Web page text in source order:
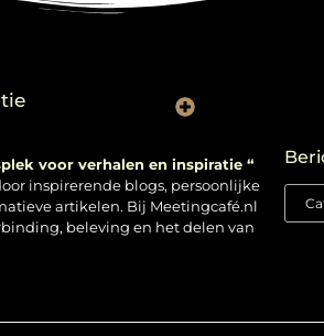
voor verhalen en inspiratie “
inspirerende blogs, persoonlijke
artikelen. Bij Meetingcafé.nl
beleving en het delen van